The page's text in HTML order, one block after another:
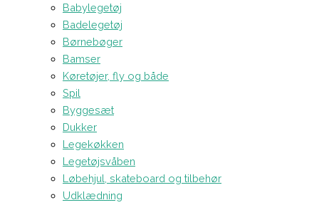
Babylegetøj
Badelegetøj
Børnebøger
Bamser
Køretøjer, fly og både
Spil
Byggesæt
Dukker
Legekøkken
Legetøjsvåben
Løbehjul, skateboard og tilbehør
Udklædning